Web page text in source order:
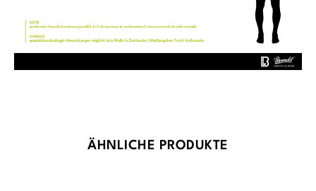
Produktgalerie überspringen
ÄHNLICHE PRODUKTE